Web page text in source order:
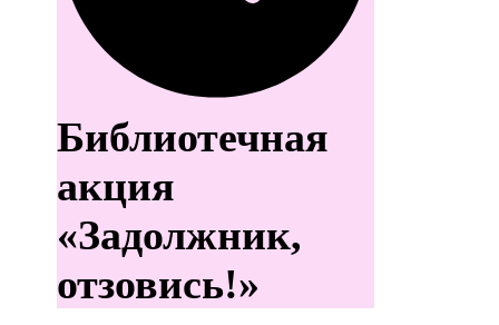
Библиотечная
акция
«Задолжник,
отзовись!»